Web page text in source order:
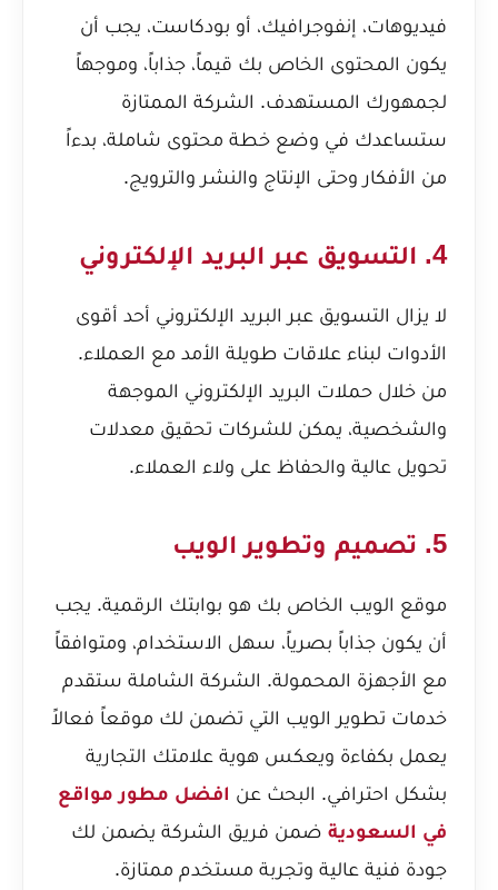
فيديوهات، إنفوجرافيك، أو بودكاست، يجب أن
يكون المحتوى الخاص بك قيماً، جذاباً، وموجهاً
لجمهورك المستهدف. الشركة الممتازة
ستساعدك في وضع خطة محتوى شاملة، بدءاً
من الأفكار وحتى الإنتاج والنشر والترويج.
4. التسويق عبر البريد الإلكتروني
لا يزال التسويق عبر البريد الإلكتروني أحد أقوى
الأدوات لبناء علاقات طويلة الأمد مع العملاء.
من خلال حملات البريد الإلكتروني الموجهة
والشخصية، يمكن للشركات تحقيق معدلات
تحويل عالية والحفاظ على ولاء العملاء.
5. تصميم وتطوير الويب
موقع الويب الخاص بك هو بوابتك الرقمية. يجب
أن يكون جذاباً بصرياً، سهل الاستخدام، ومتوافقاً
مع الأجهزة المحمولة. الشركة الشاملة ستقدم
خدمات تطوير الويب التي تضمن لك موقعاً فعالاً
يعمل بكفاءة ويعكس هوية علامتك التجارية
بشكل احترافي. البحث عن افضل مطور مواقع
في السعودية ضمن فريق الشركة يضمن لك
جودة فنية عالية وتجربة مستخدم ممتازة.